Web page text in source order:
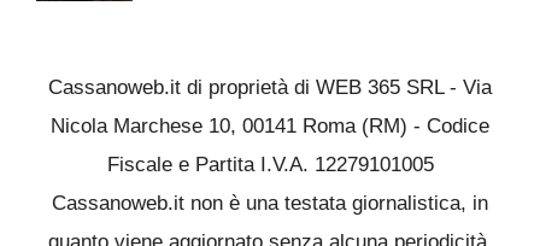
Cassanoweb.it di proprietà di WEB 365 SRL - Via
Nicola Marchese 10, 00141 Roma (RM) - Codice
Fiscale e Partita I.V.A. 12279101005
Cassanoweb.it non è una testata giornalistica, in